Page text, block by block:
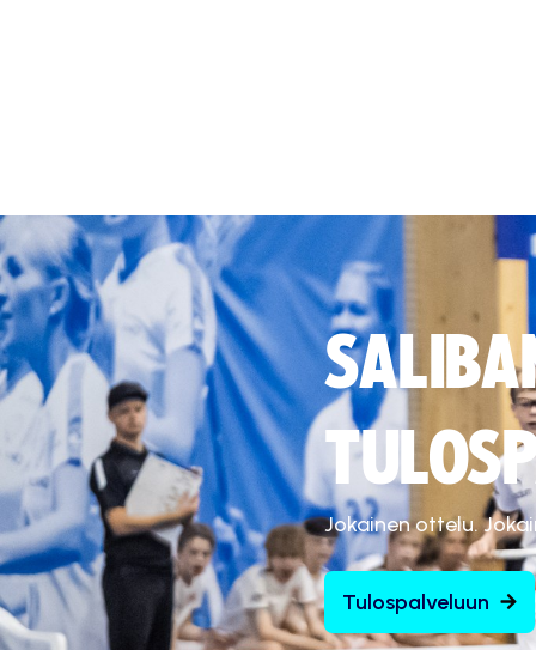
Jokainen ottelu.
Tulospalveluun